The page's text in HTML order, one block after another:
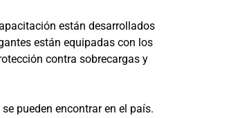
están desarrollados
están equipadas con los
contra sobrecargas y
pueden encontrar en el país.